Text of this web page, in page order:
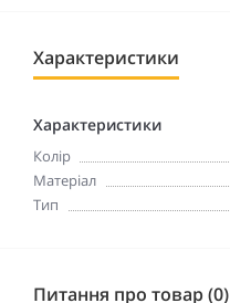
Характеристики
Характеристики
Колір
Матеріал
Тип
Питання про товар (0)